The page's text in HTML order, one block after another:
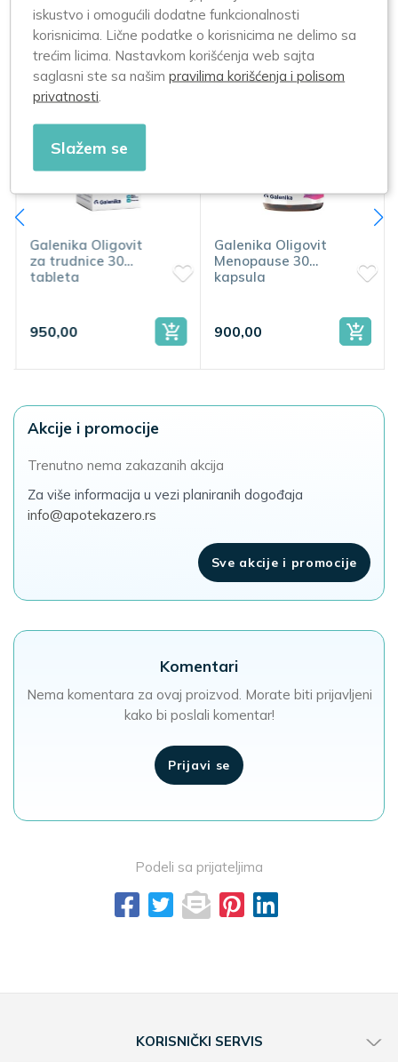
Komentari
Nema komentara za ovaj proizvod. Morate biti prijavljeni
kako bi poslali komentar!
Prijavi se
Podeli sa prijateljima
Slični proizvodi
Galenika Oligovit
za trudnice 30
tableta
950,00
Galenika Oligovit
Menopause 30
kapsula
900,00
Akcije i promocije
Trenutno nema zakazanih akcija
Za više informacija u vezi planiranih dogođaja
info@apotekazero.rs
Sve akcije i promocije
KORISNIČKI SERVIS
iskustvo i omogućili dodatne funkcionalnosti
korisnicima. Lične podatke o korisnicima ne delimo sa
trećim licima. Nastavkom korišćenja web sajta
saglasni ste sa našimpravilima korišćenja i polisom
privatnosti
Slažem se